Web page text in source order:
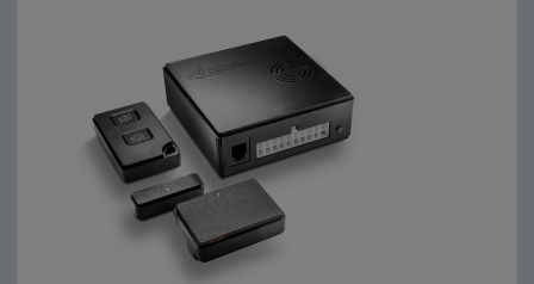
sondern auch Sicherheit gegen die immer häufiger
vorkommenden Replay Attacken bietet. Schutz
gegen Einbrüche und Gasüberfälle bzw. Gaslecks
bieten […]